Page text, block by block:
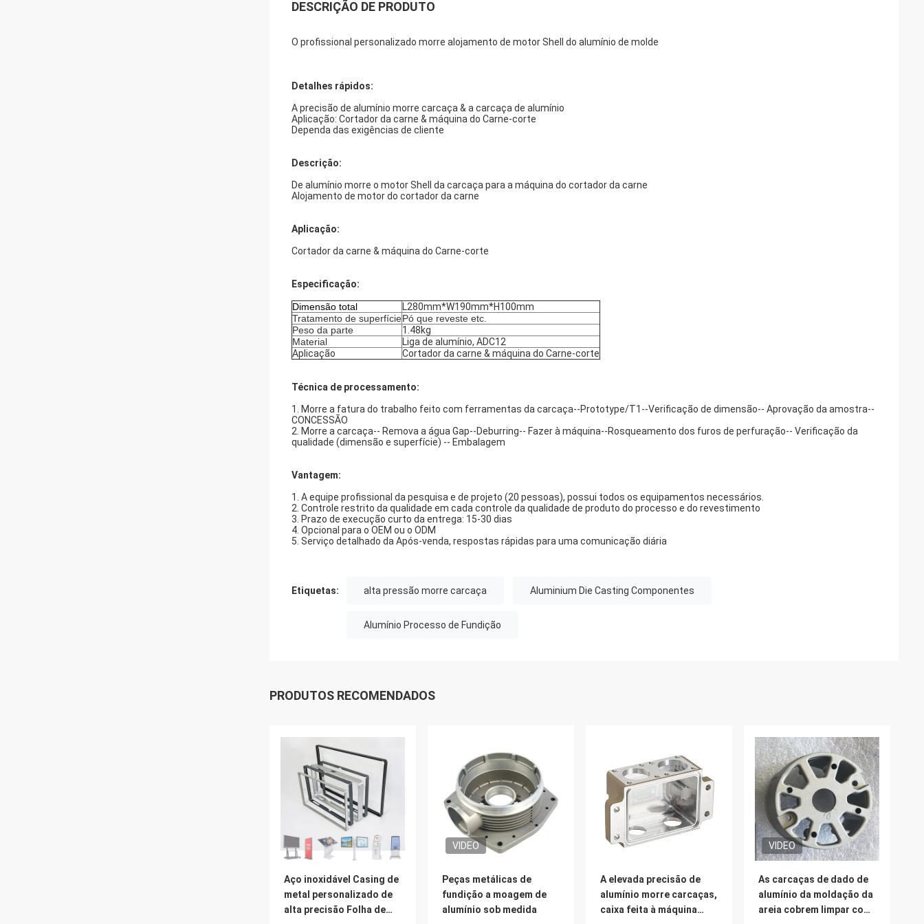
DESCRIÇÃO DE PRODUTO
O profissional personalizado morre alojamento de motor Shell do alumínio de molde
Detalhes rápidos:
A precisão de alumínio morre carcaça & a carcaça de alumínio
Aplicação: Cortador da carne & máquina do Carne-corte
Dependa das exigências de cliente
Descrição:
De alumínio morre o motor Shell da carcaça para a máquina do cortador da carne
Alojamento de motor do cortador da carne
Aplicação:
Cortador da carne & máquina do Carne-corte
Especificação:
Dimensão total
L280mm*W190mm*H100mm
Tratamento de superfíciePó que reveste etc.
Peso da parte
1.48kg
Material
Liga de alumínio, ADC12
Aplicação
Cortador da carne & máquina do Carne-corte
Técnica de processamento:
1.
Morre a fatura do trabalho feito com ferramentas da carcaça--Prototype/T1--Verificação de dimensão-- Aprovação da amostra--
CONCESSÃO
2. Morre a carcaça-- Remova a água Gap--Deburring-- Fazer à máquina--Rosqueamento dos furos de perfuração-- Verificação da
qualidade (dimensão e superfície) -- Embalagem
Vantagem:
1. A equipe profissional da pesquisa e de projeto (20 pessoas), possui todos os equipamentos necessários.
2. Controle restrito da qualidade em cada controle da qualidade de produto do processo e do revestimento
3. Prazo de execução curto da entrega: 15-30 dias
4. Opcional para o OEM ou o ODM
5. Serviço detalhado da Após-venda, respostas rápidas para uma comunicação diária
Etiquetas: alta pressão morre carcaça Aluminium Die Casting Componentes
Alumínio Processo de Fundição
PRODUTOS RECOMENDADOS
Aço inoxidável Casing de
metal personalizado de
alta precisão Folha de
VIDEO
Peças metálicas de
fundição a moagem de
alumínio sob medida
A elevada precisão de
alumínio morre carcaças,
caixa feita à máquina
VIDEO
As carcaças de dado de
alumínio da moldação da
areia cobrem limpar com